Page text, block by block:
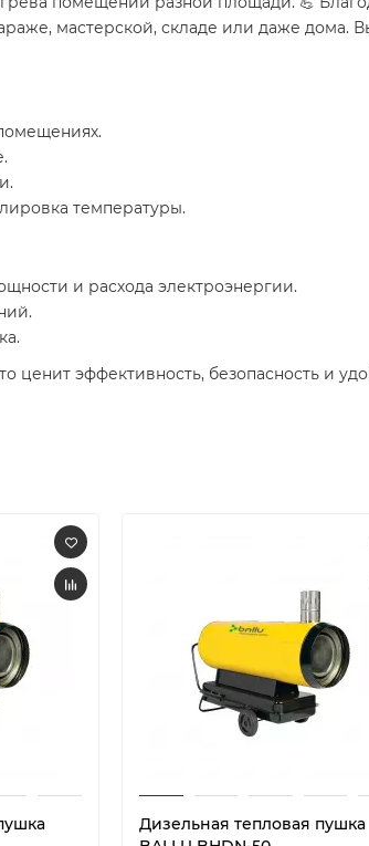
мастерской, складе или даже дома.
температуры.
и расхода электроэнергии.
ценит эффективность, безопасность и
Дизельная тепловая пушка